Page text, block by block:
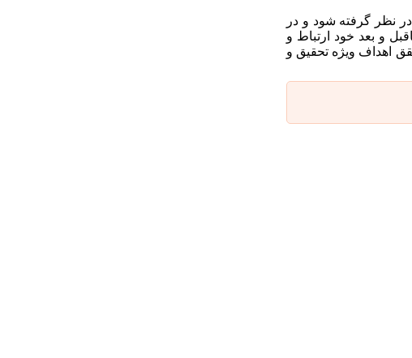
نظر گرفته شود و در
و بعد خود ارتباط و
اهداف ویژه تحقیق و